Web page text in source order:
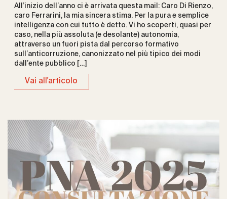
All’inizio dell’anno ci è arrivata questa mail: Caro Di Rienzo,
caro Ferrarini, la mia sincera stima. Per la pura e semplice
intelligenza con cui tutto è detto. Vi ho scoperti, quasi per
caso, nella più assoluta (e desolante) autonomia,
attraverso un fuori pista dal percorso formativo
sull’anticorruzione, canonizzato nel più tipico dei modi
dall’ente pubblico […]
Vai all'articolo